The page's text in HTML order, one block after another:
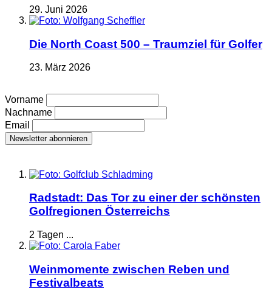
29. Juni 2026
Die North Coast 500 – Traumziel für Golfer
23. März 2026
Vorname
Nachname
Email
Radstadt: Das Tor zu einer der schönsten
Golfregionen Österreichs
2 Tagen ...
Weinmomente zwischen Reben und
Festivalbeats